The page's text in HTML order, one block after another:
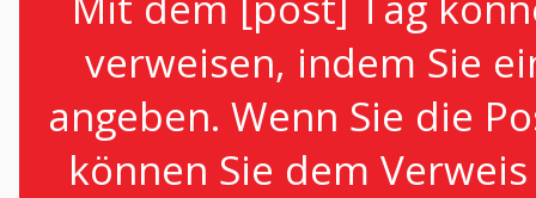
verweisen, indem Sie
angeben. Wenn Sie die
können Sie dem